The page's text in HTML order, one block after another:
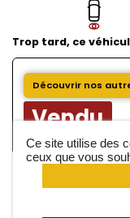
Trop tard, ce
Découvrir nos
Vendu
Ce site utilise des
ceux que vous